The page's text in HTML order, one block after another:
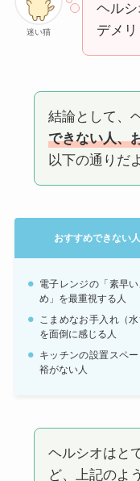
迷い猫
ヘルシ
デメ
結論として、
できない人、
以下の通りだ
おすすめできない人
電子レンジの「素早
め」を最重視する人
こまめなお手入れ（水
を面倒に感じる人
キッチンの設置スペ
裕がない人
ヘルシオはと
ど、上記のよ